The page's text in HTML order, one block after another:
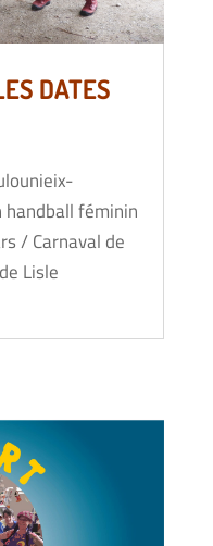
DATES
féminin
/ Carnaval de
Lisle